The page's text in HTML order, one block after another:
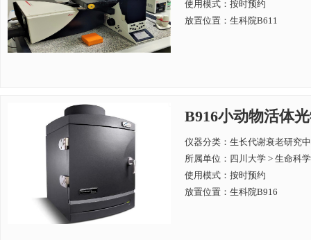
使用模式：按时预约
放置位置：生科院B611
B916小动物活体
仪器分类：生长代谢衰老研究
所属单位： 四川大学 > 生命科
使用模式：按时预约
放置位置：生科院B916